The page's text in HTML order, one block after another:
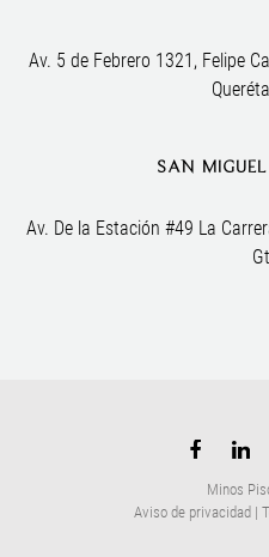
Av. 5 de Febrero 1321, Felipe
SAN
Av. De la Estación #49 La
Minos
Aviso de privacidad |